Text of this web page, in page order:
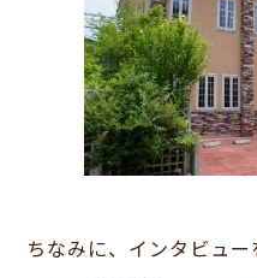
ちなみに、インタビュ